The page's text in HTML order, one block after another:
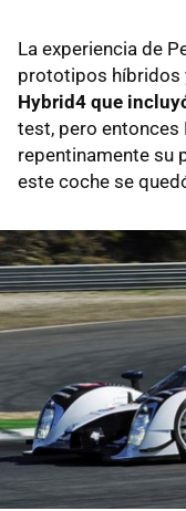
La experiencia de
prototipos híbridos
Hybrid4 que
test, pero entonces
repentinamente su
este coche se